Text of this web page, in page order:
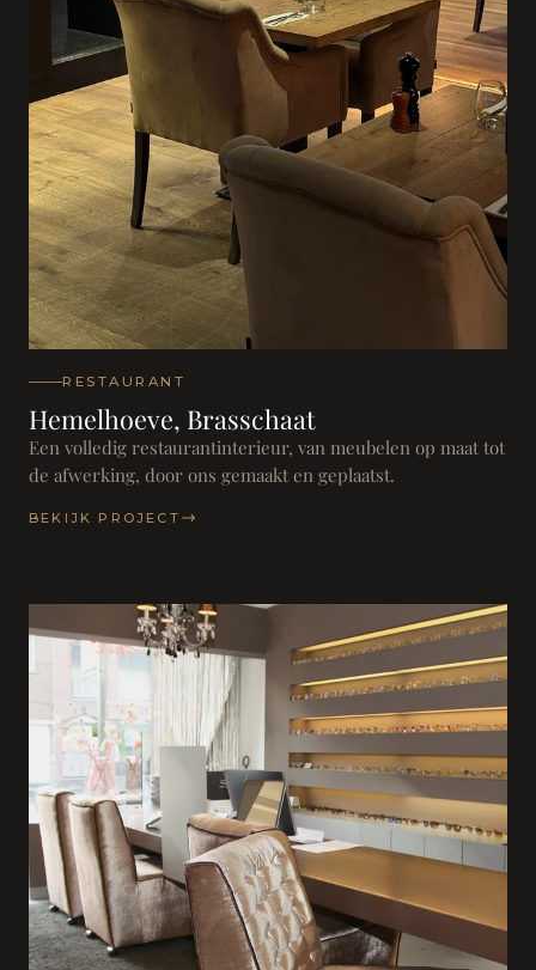
RESTAURANT
Hemelhoeve, Brasschaat
Een volledig restaurantinterieur, van meubelen op maat tot
de afwerking, door ons gemaakt en geplaatst.
BEKIJK PROJECT